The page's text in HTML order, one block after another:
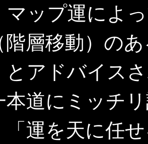
マップ運によ
階層移動）の
とアドバイス
本道にミッチ
「運を天に任